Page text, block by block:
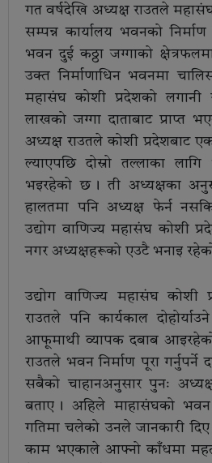
गत वर्षदेखि अध्यक्ष राउतले
सम्पन्न कार्यालय भवनको
भवन दुई कठ्ठा जग्गाको
उक्त निर्माणाधिन भवनमा
महासंघ कोशी प्रदेशको
लाखको जग्गा दाताबाट प्राप्त
अध्यक्ष राउतले कोशी प्रदेशबाट
ल्याएपछि दोस्रो तल्लाका
भइरहेको छ । ती अध्यक्षका
हालतमा पनि अध्यक्ष फेर्न
उद्योग वाणिज्य महासंघ कोशी
नगर अध्यक्षहरूको एउटै भनाइ
उद्योग वाणिज्य महासंघ कोशी
राउतले पनि कार्यकाल
आफूमाथी व्यापक दबाब
राउतले भवन निर्माण पूरा गर्नुपर्ने
सबैको चाहानअनुसार पुनः
बताए । अहिले माहासंघको भवन
गतिमा चलेको उनले जानकारी
काम भएकाले आफ्नो काँधमा